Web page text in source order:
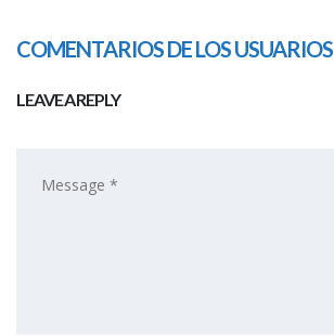
COMENTARIOS DE LOS USUARIOS
LEAVE A REPLY